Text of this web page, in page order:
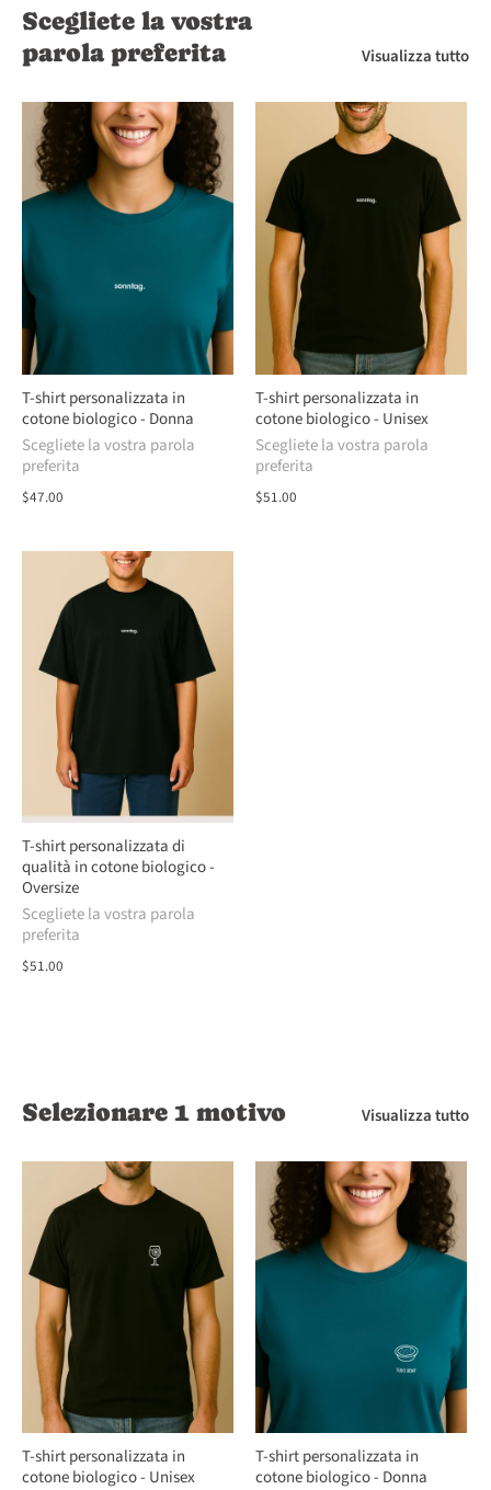
Scegliete la vostra
parola preferita
Visualizza tutto
T-shirt personalizzata in
cotone biologico - Donna
Scegliete la vostra parola
preferita
$47.00
T-shirt personalizzata in
cotone biologico - Unisex
Scegliete la vostra parola
preferita
$51.00
T-shirt personalizzata di
qualità in cotone biologico -
Oversize
Scegliete la vostra parola
preferita
$51.00
Selezionare 1 motivo Visualizza tutto
T-shirt personalizzata in
cotone biologico - Unisex
T-shirt personalizzata in
cotone biologico - Donna